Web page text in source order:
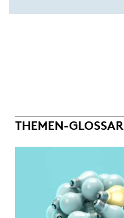
THEMEN-GLOSSAR